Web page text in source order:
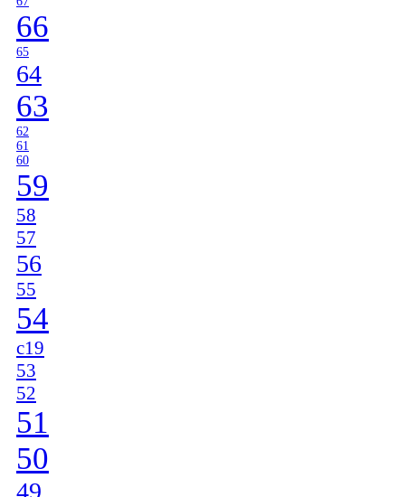
66
65
64
63
62
61
60
59
58
57
56
55
54
c19
53
52
51
50
49